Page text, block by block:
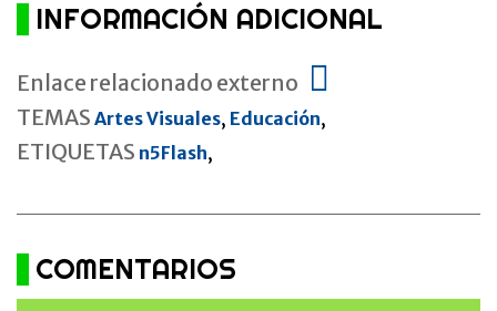
INFORMACIÓN ADICIONAL
Enlace relacionado externo
TEMAS Artes Visuales, Educación,
ETIQUETAS n5Flash,
COMENTARIOS